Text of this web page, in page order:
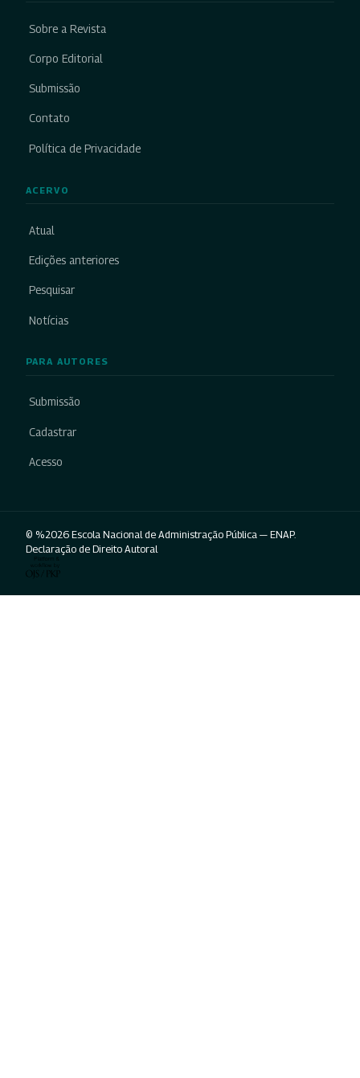
Sobre a Revista
Corpo Editorial
Submissão
Contato
Política de Privacidade
ACERVO
Atual
Edições anteriores
Pesquisar
Notícias
PARA AUTORES
Submissão
Cadastrar
Acesso
© %2026 Escola Nacional de Administração Pública — ENAP.
Declaração de Direito Autoral